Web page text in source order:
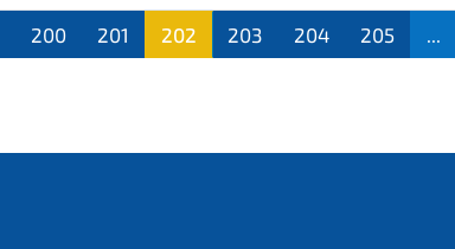
200 201
202
203 204 205